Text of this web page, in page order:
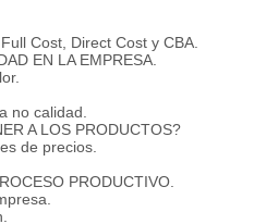
Cost, Direct Cost y CBA.
EN LA EMPRESA.
no calidad.
A LOS PRODUCTOS?
de precios.
PRODUCTIVO.